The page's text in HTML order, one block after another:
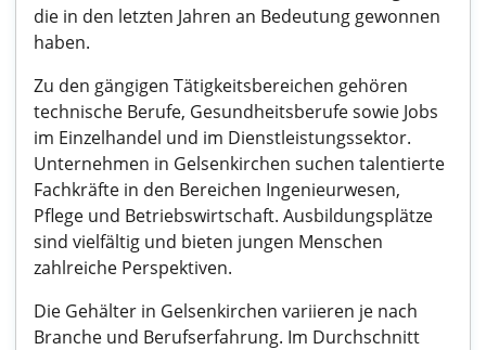
die in den letzten Jahren an Bedeutung gewonnen
haben.
Zu den gängigen Tätigkeitsbereichen gehören
technische Berufe, Gesundheitsberufe sowie Jobs
im Einzelhandel und im Dienstleistungssektor.
Unternehmen in Gelsenkirchen suchen talentierte
Fachkräfte in den Bereichen Ingenieurwesen,
Pflege und Betriebswirtschaft. Ausbildungsplätze
sind vielfältig und bieten jungen Menschen
zahlreiche Perspektiven.
Die Gehälter in Gelsenkirchen variieren je nach
Branche und Berufserfahrung. Im Durchschnitt